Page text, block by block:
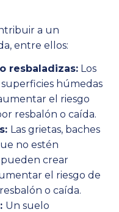
a un
entre ellos:
resbaladizas: Los
húmedas
el riesgo
resbalón o caída.
Las grietas, baches
no estén
pueden crear
el riesgo de
o caída.
Un suelo